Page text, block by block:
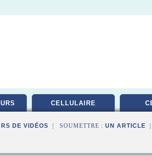
CELLULAIRE
DE VIDÉOS | SOUMETTRE : UN ARTICLE